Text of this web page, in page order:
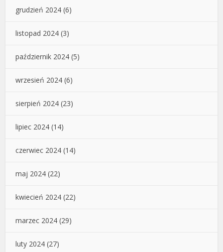
grudzień 2024 (6)
listopad 2024 (3)
październik 2024 (5)
wrzesień 2024 (6)
sierpień 2024 (23)
lipiec 2024 (14)
czerwiec 2024 (14)
maj 2024 (22)
kwiecień 2024 (22)
marzec 2024 (29)
luty 2024 (27)